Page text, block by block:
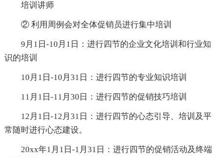
培训讲师
② 利用周例会对全体促销员进行集中培训
9月1日-10月1日：进行四节的企业文化培训和行业知
识的培训
10月1日-10月31日：进行四节的专业知识培训
11月1日-11月30日：进行四节的促销技巧培训
12月1日-12月31日：进行四节的心态引导、培训及平
常随时进行心态建设。
20xx年1月1日-1月31日：进行四节的促销活动及终端